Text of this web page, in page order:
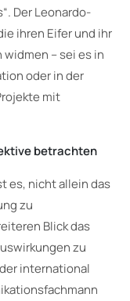
Der Leonardo-
ihren Eifer und ihr
– sei es in
oder in der
mit
betrachten
es, nicht allein das
zu
Blick das
zu
international